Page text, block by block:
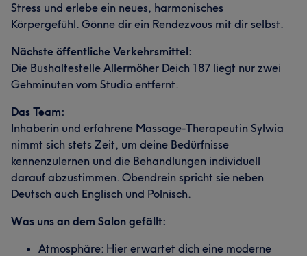
Stress und erlebe ein neues, harmonisches
Körpergefühl. Gönne dir ein Rendezvous mit dir selbst.
Nächste öffentliche Verkehrsmittel:
Die Bushaltestelle Allermöher Deich 187 liegt nur zwei
Gehminuten vom Studio entfernt.
Das Team:
Inhaberin und erfahrene Massage-Therapeutin Sylwia
nimmt sich stets Zeit, um deine Bedürfnisse
kennenzulernen und die Behandlungen individuell
darauf abzustimmen. Obendrein spricht sie neben
Deutsch auch Englisch und Polnisch.
Was uns an dem Salon gefällt:
Atmosphäre: Hier erwartet dich eine moderne